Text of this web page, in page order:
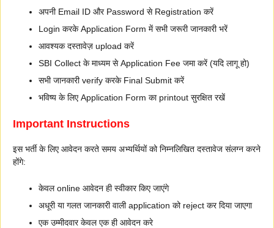
अपनी Email ID और Password से Registration करें
Login करके Application Form में सभी जरूरी जानकारी भरें
आवश्यक दस्तावेज़ upload करें
SBI Collect के माध्यम से Application Fee जमा करें (यदि लागू हो)
सभी जानकारी verify करके Final Submit करें
भविष्य के लिए Application Form का printout सुरक्षित रखें
Important Instructions
इस भर्ती के लिए आवेदन करते समय अभ्यर्थियों को निम्नलिखित दस्तावेज संलग्न करने
होंगे:
केवल online आवेदन ही स्वीकार किए जाएंगे
अधूरी या गलत जानकारी वाली application को reject कर दिया जाएगा
एक उम्मीदवार केवल एक ही आवेदन करे